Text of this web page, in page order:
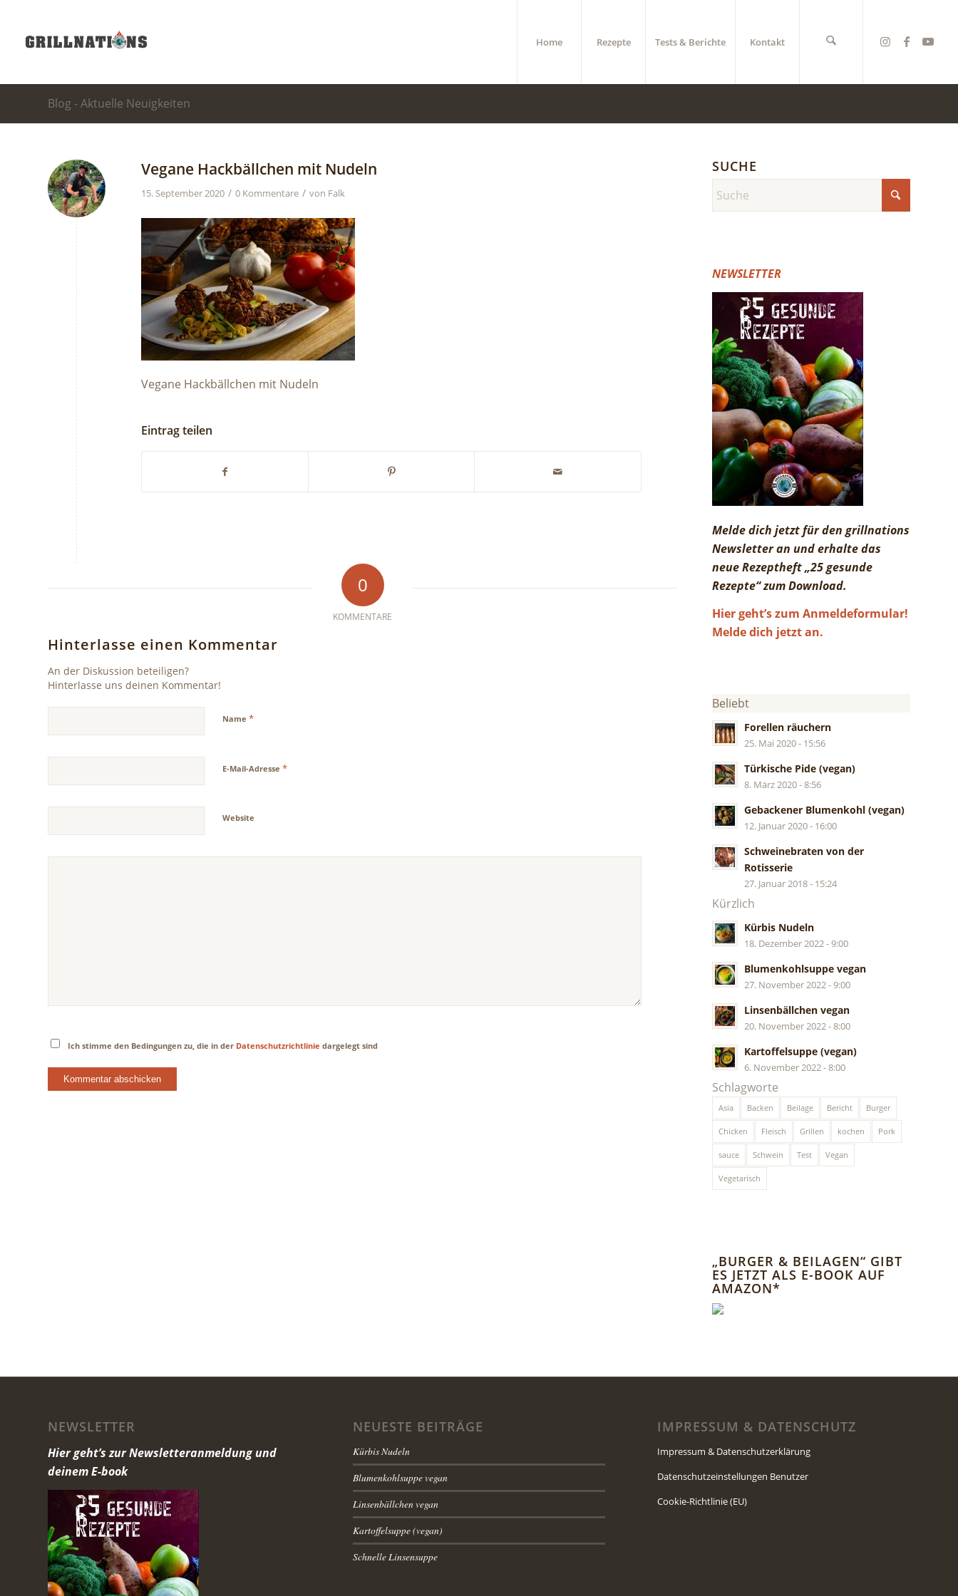
Home Rezepte Tests & Berichte Kontakt
Blog - Aktuelle Neuigkeiten
Vegane Hackbällchen mit Nudeln
15. September 2020 / 0 Kommentare / von Falk
Vegane Hackbällchen mit Nudeln
Eintrag teilen
0
KOMMENTARE
Hinterlasse einen Kommentar
An der Diskussion beteiligen?
Hinterlasse uns deinen Kommentar!
Name *
E-Mail-Adresse *
Website
Ich stimme den Bedingungen zu, die in der Datenschutzrichtlinie dargelegt sind
SUCHE
NEWSLETTER
Melde dich jetzt für den grillnations
Newsletter an und erhalte das
neue Rezeptheft „25 gesunde
Rezepte“ zum Download.
Hier geht’s zum Anmeldeformular!
Melde dich jetzt an.
Beliebt
Forellen räuchern
25. Mai 2020 - 15:56
Türkische Pide (vegan)
8. März 2020 - 8:56
Gebackener Blumenkohl (vegan)
12. Januar 2020 - 16:00
Schweinebraten von der
Rotisserie
27. Januar 2018 - 15:24
Kürzlich
Kürbis Nudeln
18. Dezember 2022 - 9:00
Blumenkohlsuppe vegan
27. November 2022 - 9:00
Linsenbällchen vegan
20. November 2022 - 8:00
Kartoffelsuppe (vegan)
6. November 2022 - 8:00
Schlagworte
Asia Backen Beilage Bericht Burger
Chicken Fleisch Grillen kochen Pork
sauce Schwein Test Vegan
Vegetarisch
„BURGER & BEILAGEN“ GIBT
ES JETZT ALS E-BOOK AUF
AMAZON*
NEWSLETTER
Hier geht’s zur Newsletteranmeldung und
deinem E-book
NEUESTE BEITRÄGE
Kürbis Nudeln
Blumenkohlsuppe vegan
Linsenbällchen vegan
Kartoffelsuppe (vegan)
Schnelle Linsensuppe
IMPRESSUM & DATENSCHUTZ
Impressum & Datenschutzerklärung
Datenschutzeinstellungen Benutzer
Cookie-Richtlinie (EU)